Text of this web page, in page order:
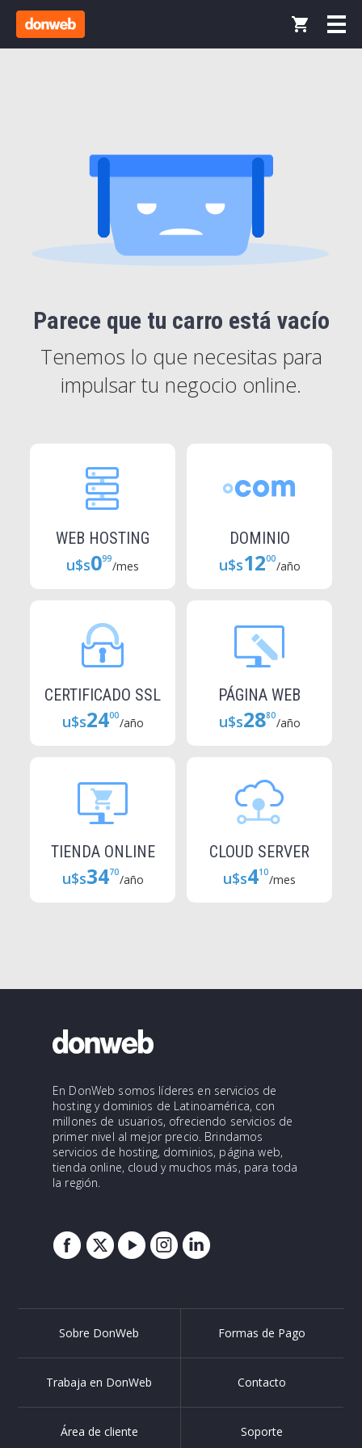
Parece que tu carro está vacío
Tenemos lo que necesitas para
impulsar tu negocio online.
WEB HOSTING
u$s099/mes
DOMINIO
u$s1200/año
CERTIFICADO SSL
u$s2400/año
PÁGINA WEB
u$s2880/año
TIENDA ONLINE
u$s3470/año
CLOUD SERVER
u$s410/mes
En DonWeb somos líderes en servicios de
hosting y dominios de Latinoamérica, con
millones de usuarios, ofreciendo servicios de
primer nivel al mejor precio. Brindamos
servicios de hosting, dominios, página web,
tienda online, cloud y muchos más, para toda
la región.
Sobre DonWeb Formas de Pago
Trabaja en DonWeb Contacto
Área de cliente Soporte